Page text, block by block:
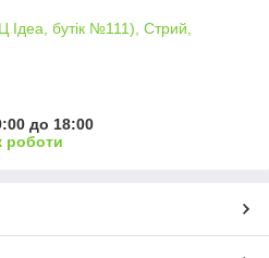
Ідеа, бутік №111), Стрий,
до 18:00
роботи